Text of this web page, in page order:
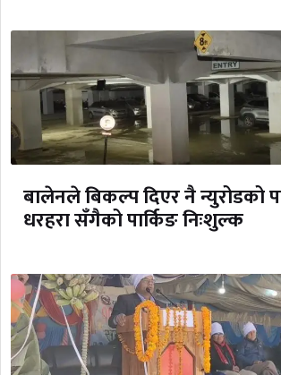
बालेनले बिकल्प दिएर नै न्युरोडको
धरहरा सँगैको पार्किङ निःशुल्क